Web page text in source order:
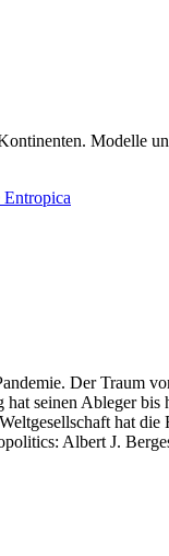
Modelle
Entropica
Der Traum
seinen Ableger
hat
Albert J.